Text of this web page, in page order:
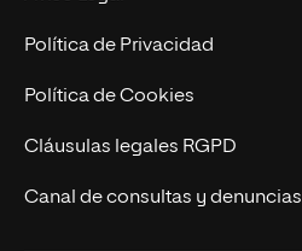
Marketing y Comunicación
Ingeniería
Diseño
Ciencias de la Salud
Política de Privacidad
Política de Cookies
Cláusulas legales RGPD
Canal de consultas y denuncias